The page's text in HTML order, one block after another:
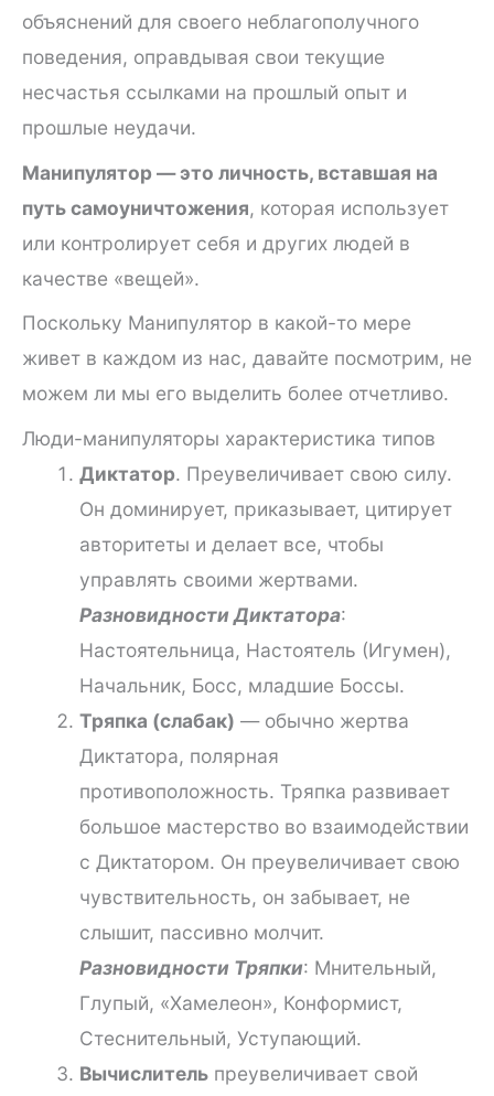
объяснений для своего неблагополучного
поведения, оправдывая свои текущие
несчастья ссылками на прошлый опыт и
прошлые неудачи.
Манипулятор — это личность, вставшая на
путь самоуничтожения, которая использует
или контролирует себя и других людей в
качестве «вещей».
Поскольку Манипулятор в какой-то мере
живет в каждом из нас, давайте посмотрим, не
можем ли мы его выделить более отчетливо.
Люди-манипуляторы характеристика типов
Диктатор. Преувеличивает свою силу.
Он доминирует, приказывает, цитирует
авторитеты и делает все, чтобы
управлять своими жертвами.
Разновидности Диктатора:
Настоятельница, Настоятель (Игумен),
Начальник, Босс, младшие Боссы.
Тряпка (слабак) — обычно жертва
Диктатора, полярная
противоположность. Тряпка развивает
большое мастерство во взаимодействии
с Диктатором. Он преувеличивает свою
чувствительность, он забывает, не
слышит, пассивно молчит.
Разновидности Тряпки: Мнительный,
Глупый, «Хамелеон», Конформист,
Стеснительный, Уступающий.
Вычислительпреувеличивает свой